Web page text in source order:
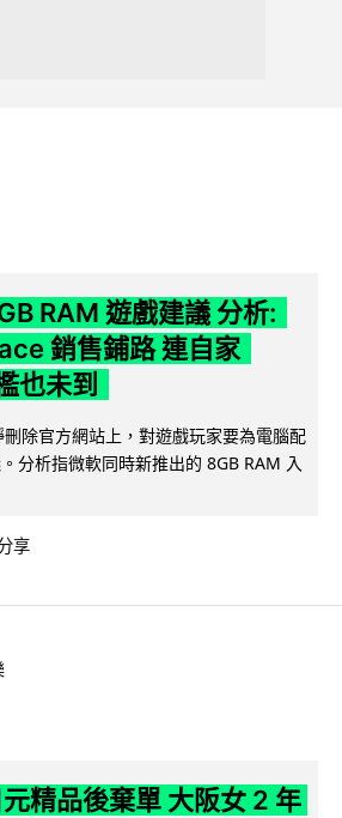
RAM 遊戲建議 分析:
銷售鋪路 連自家
也未到
除官方網站上，對遊戲玩家要為電腦配
分析指微軟同時新推出的 8GB RAM 入
享
精品後棄單 大阪女 2 年